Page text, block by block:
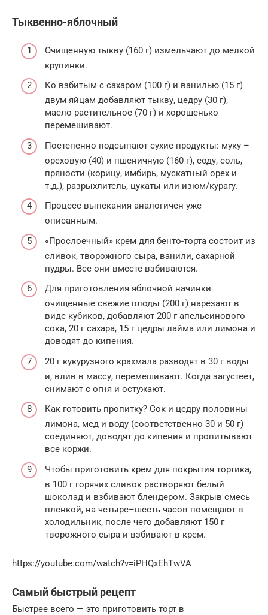
Тыквенно-яблочный
Очищенную тыкву (160 г) измельчают до мелкой
крупинки.
Ко взбитым с сахаром (100 г) и ванилью (15 г)
двум яйцам добавляют тыкву, цедру (30 г),
масло растительное (70 г) и хорошенько
перемешивают.
Постепенно подсыпают сухие продукты: муку –
ореховую (40) и пшеничную (160 г), соду, соль,
пряности (корицу, имбирь, мускатный орех и
т.д.), разрыхлитель, цукаты или изюм/курагу.
Процесс выпекания аналогичен уже
описанным.
«Прослоечный» крем для бенто-торта состоит из
сливок, творожного сыра, ванили, сахарной
пудры. Все они вместе взбиваются.
Для приготовления яблочной начинки
очищенные свежие плоды (200 г) нарезают в
виде кубиков, добавляют 200 г апельсинового
сока, 20 г сахара, 15 г цедры лайма или лимона и
доводят до кипения.
20 г кукурузного крахмала разводят в 30 г воды
и, влив в массу, перемешивают. Когда загустеет,
снимают с огня и остужают.
Как готовить пропитку? Сок и цедру половины
лимона, мед и воду (соответственно 30 и 50 г)
соединяют, доводят до кипения и пропитывают
все коржи.
Чтобы приготовить крем для покрытия тортика,
в 100 г горячих сливок растворяют белый
шоколад и взбивают блендером. Закрыв смесь
пленкой, на четыре–шесть часов помещают в
холодильник, после чего добавляют 150 г
творожного сыра и взбивают в крем.
https://youtube.com/watch?v=iPHQxEhTwVA
Самый быстрый рецепт
Быстрее всего — это приготовить торт в